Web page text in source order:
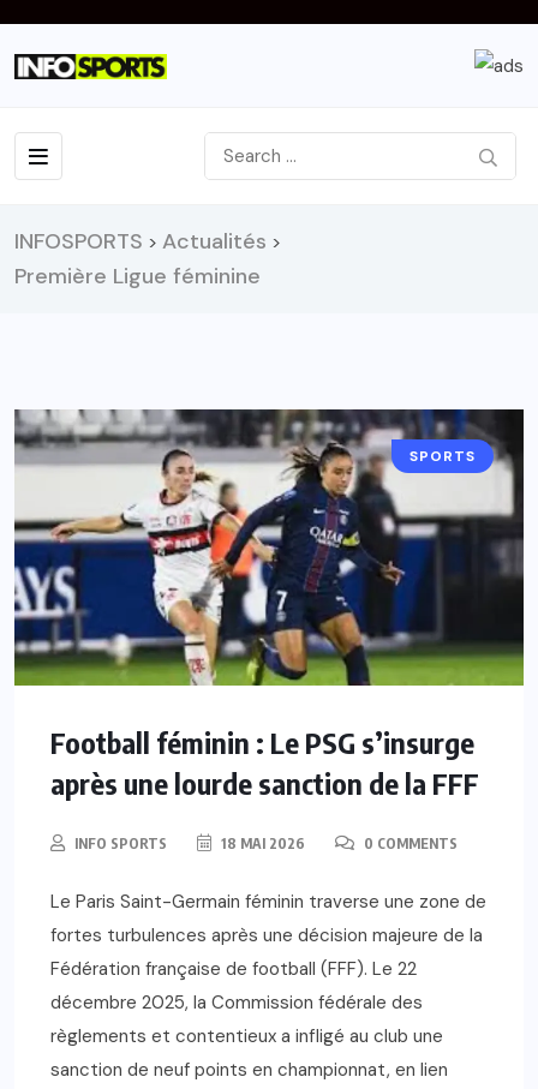
INFOSPORTS > Actualités >
Première Ligue féminine
SPORTS
Football féminin : Le PSG s’insurge
après une lourde sanction de la FFF
INFO SPORTS 18 MAI 2026 0 COMMENTS
Le Paris Saint-Germain féminin traverse une zone de
fortes turbulences après une décision majeure de la
Fédération française de football (FFF). Le 22
décembre 2025, la Commission fédérale des
règlements et contentieux a infligé au club une
sanction de neuf points en championnat, en lien